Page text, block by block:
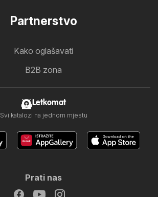
Partnerstvo
Kako oglašavati
B2B zona
Letkomat
Svi katalozi na jednom mjestu
Prati nas